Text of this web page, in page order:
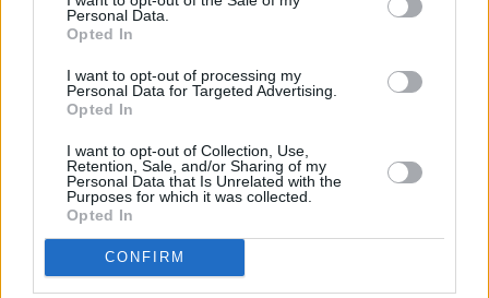
Personal Data.
Opted In
I want to opt-out of processing my
Personal Data for Targeted Advertising.
Opted In
I want to opt-out of Collection, Use,
Retention, Sale, and/or Sharing of my
Personal Data that Is Unrelated with the
Purposes for which it was collected.
Opted In
CONFIRM
O webu parabola.cz •O souborech cookies•
Dovolená u moře•Bazény